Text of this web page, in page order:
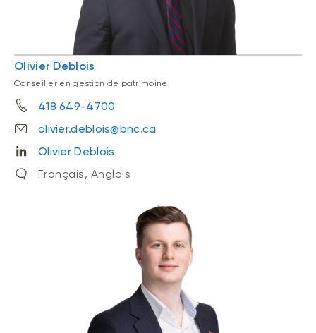
Olivier Deblois
Conseiller en gestion de patrimoine
418 649-4700
olivier.deblois@bnc.ca
Olivier Deblois
Français, Anglais